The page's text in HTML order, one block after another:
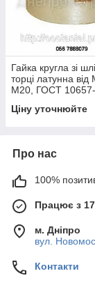
Гайка кругла зі
торці латунна
М20, ГОСТ
Ціну уточнюйте
Про нас
100%
Працює з
м. Дніпро
вул.
Контакти